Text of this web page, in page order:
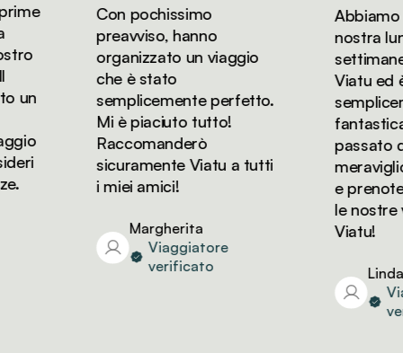
Con pochissimo
preavviso, hanno
organizzato un viaggio
che è stato
semplicemente perfetto.
Mi è piaciuto tutto!
Raccomanderò
sicuramente Viatu a tutti
i miei amici!
Margherita
Viaggiatore
verificato
Abbiamo
nostra
settimane
Viatu ed è
fantastica!
passato
e
le nostre
Viatu!
Linda